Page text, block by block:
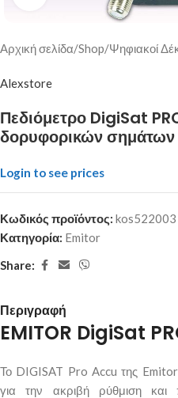
Αρχική σελίδα/Shop/Ψηφιακοί
Alexstore
Πεδιόμετρο DigiSat
δορυφορικών σημάτων
Login to see prices
Κωδικός προϊόντος: kos522003
Κατηγορία: Emitor
Share:
Περιγραφή
EMITOR DigiSat
Το DIGISAT Pro Accu της Emitor
για την ακριβή ρύθμιση και